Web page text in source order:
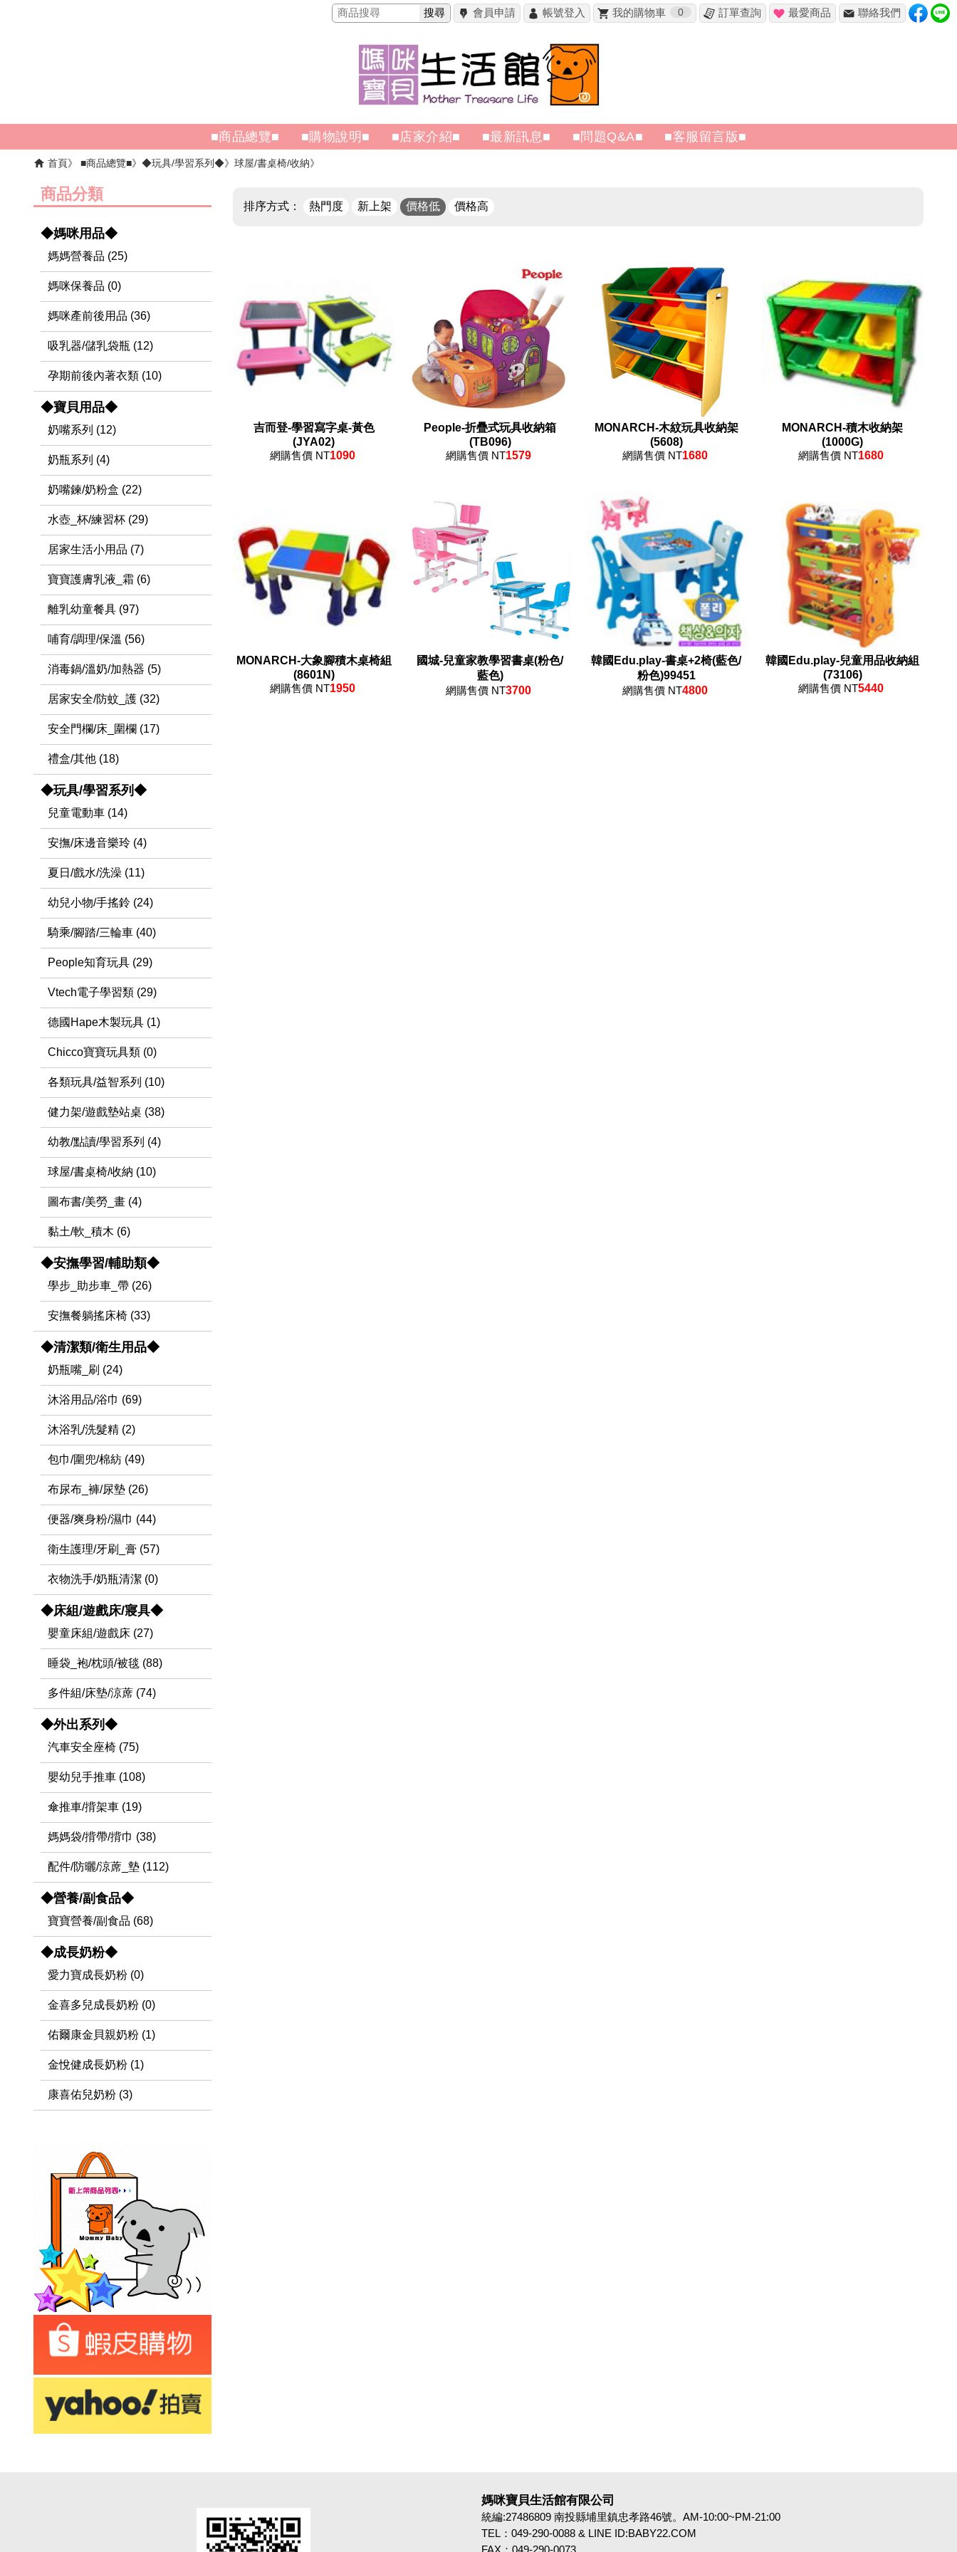
搜尋 會員申請 帳號登入 我的購物車 0 訂單查詢 最愛商品 聯絡我們
■商品總覽■ ■購物說明■ ■店家介紹■ ■最新訊息■ ■問題Q&A■ ■客服留言版■
首頁 ■商品總覽■ ◆玩具/學習系列◆ 球屋/書桌椅/收納
排序方式： 熱門度 新上架 價格低 價格高
吉而登-學習寫字桌-黃色
(JYA02)
網購售價 NT1090
People-折疊式玩具收納箱
(TB096)
網購售價 NT1579
MONARCH-木紋玩具收納架
(5608)
網購售價 NT1680
MONARCH-積木收納架
(1000G)
網購售價 NT1680
MONARCH-大象腳積木桌椅組
(8601N)
網購售價 NT1950
國城-兒童家教學習書桌(粉色/
藍色)
網購售價 NT3700
韓國Edu.play-書桌+2椅(藍色/
粉色)99451
網購售價 NT4800
韓國Edu.play-兒童用品收納組
(73106)
網購售價 NT5440
商品分類
◆媽咪用品◆
媽媽營養品 (25)
媽咪保養品 (0)
媽咪產前後用品 (36)
吸乳器/儲乳袋瓶 (12)
孕期前後內著衣類 (10)
◆寶貝用品◆
奶嘴系列 (12)
奶瓶系列 (4)
奶嘴鍊/奶粉盒 (22)
水壺_杯/練習杯 (29)
居家生活小用品 (7)
寶寶護膚乳液_霜 (6)
離乳幼童餐具 (97)
哺育/調理/保溫 (56)
消毒鍋/溫奶/加熱器 (5)
居家安全/防蚊_護 (32)
安全門欄/床_圍欄 (17)
禮盒/其他 (18)
◆玩具/學習系列◆
兒童電動車 (14)
安撫/床邊音樂玲 (4)
夏日/戲水/洗澡 (11)
幼兒小物/手搖鈴 (24)
騎乘/腳踏/三輪車 (40)
People知育玩具 (29)
Vtech電子學習類 (29)
德國Hape木製玩具 (1)
Chicco寶寶玩具類 (0)
各類玩具/益智系列 (10)
健力架/遊戲墊站桌 (38)
幼教/點讀/學習系列 (4)
球屋/書桌椅/收納 (10)
圖布書/美勞_畫 (4)
黏土/軟_積木 (6)
◆安撫學習/輔助類◆
學步_助步車_帶 (26)
安撫餐躺搖床椅 (33)
◆清潔類/衛生用品◆
奶瓶嘴_刷 (24)
沐浴用品/浴巾 (69)
沐浴乳/洗髮精 (2)
包巾/圍兜/棉紡 (49)
布尿布_褲/尿墊 (26)
便器/爽身粉/濕巾 (44)
衛生護理/牙刷_膏 (57)
衣物洗手/奶瓶清潔 (0)
◆床組/遊戲床/寢具◆
嬰童床組/遊戲床 (27)
睡袋_袍/枕頭/被毯 (88)
多件組/床墊/涼蓆 (74)
◆外出系列◆
汽車安全座椅 (75)
嬰幼兒手推車 (108)
傘推車/揹架車 (19)
媽媽袋/揹帶/揹巾 (38)
配件/防曬/涼蓆_墊 (112)
◆營養/副食品◆
寶寶營養/副食品 (68)
◆成長奶粉◆
愛力寶成長奶粉 (0)
金喜多兒成長奶粉 (0)
佑爾康金貝親奶粉 (1)
金悅健成長奶粉 (1)
康喜佑兒奶粉 (3)
媽咪寶貝生活館有限公司
統編:27486809 南投縣埔里鎮忠孝路46號。AM-10:00~PM-21:00
TEL：049-290-0088 & LINE ID:BABY22.COM
FAX：049-290-0073